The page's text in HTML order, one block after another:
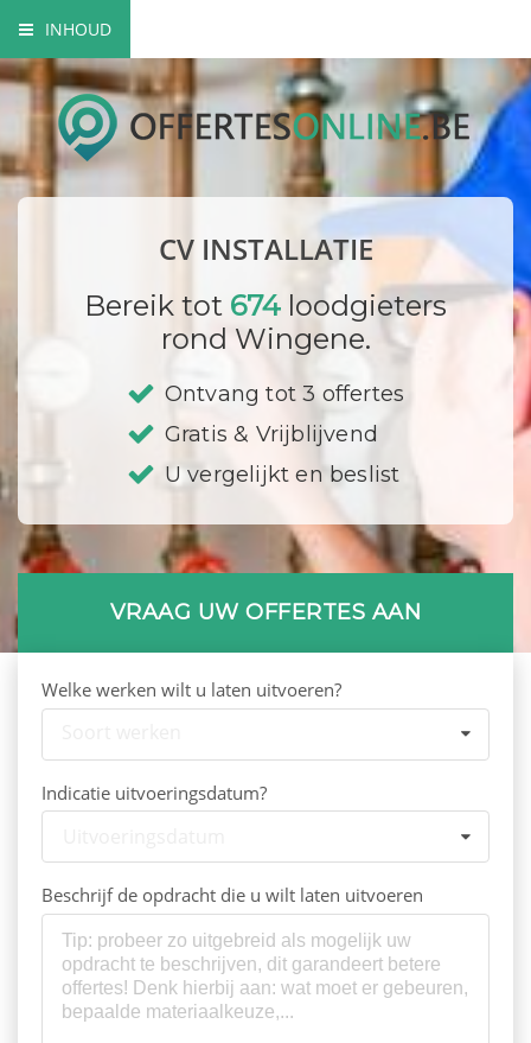
INHOUD
Voordelen centraal verwarmingssysteem
Elementen van een CV
Mogelijke brandstoffen
Milieuvriendelijke opties
Bedrijf registreren
CV INSTALLATIE
Bereik tot 674 loodgieters
rond Wingene.
Ontvang tot 3 offertes
Gratis & Vrijblijvend
U vergelijkt en beslist
VRAAG UW OFFERTES AAN
Welke werken wilt u laten uitvoeren?
Indicatie uitvoeringsdatum?
Beschrijf de opdracht die u wilt laten uitvoeren